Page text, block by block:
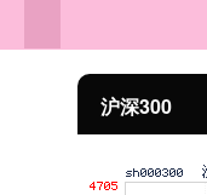
沪深300